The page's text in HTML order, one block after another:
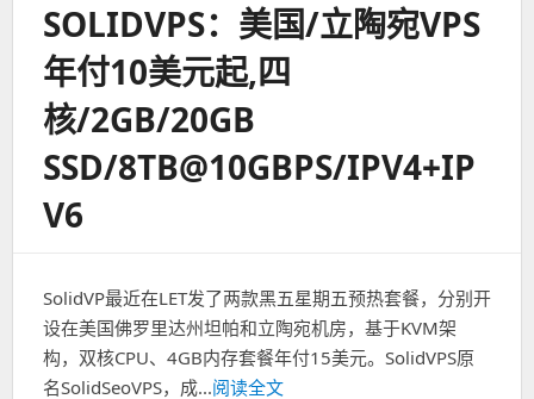
SOLIDVPS：美国/立陶宛VPS
年付10美元起,四
核/2GB/20GB
SSD/8TB@10GBPS/IPV4+IP
V6
SolidVP最近在LET发了两款黑五星期五预热套餐，分别开
设在美国佛罗里达州坦帕和立陶宛机房，基于KVM架
构，双核CPU、4GB内存套餐年付15美元。SolidVPS原
名SolidSeoVPS，成...阅读全文